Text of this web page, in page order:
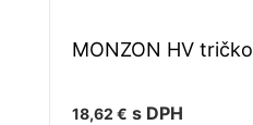
MONZON HV tričko
18,62 € s DPH